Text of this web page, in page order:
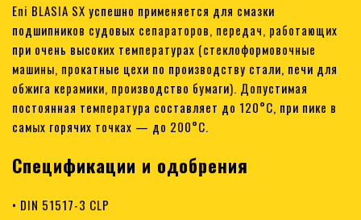
Eni BLASIA SX успешно применяется для смазки
подшипников судовых сепараторов, передач, работающих
при очень высоких температурах (стеклоформовочные
машины, прокатные цехи по производству стали, печи для
обжига керамики, производство бумаги). Допустимая
постоянная температура составляет до 120°С, при пике в
самых горячих точках — до 200°С.
Спецификации и одобрения
• DIN 51517-3 CLP